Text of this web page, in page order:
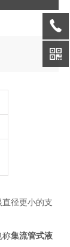
径更小的支
称集流管式液